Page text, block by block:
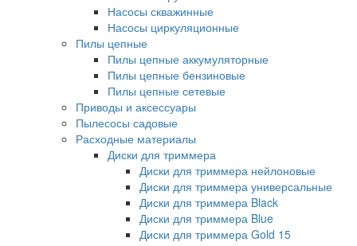
Насосы скважинные
Насосы циркуляционные
Пилы цепные
Пилы цепные аккумуляторные
Пилы цепные бензиновые
Пилы цепные сетевые
Приводы и аксессуары
Пылесосы садовые
Расходные материалы
Диски для триммера
Диски для триммера нейлоновые
Диски для триммера универсальные
Диски для триммера Black
Диски для триммера Blue
Диски для триммера Gold 15